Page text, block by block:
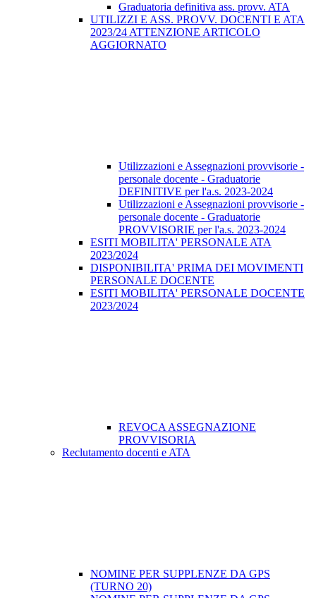
Graduatoria definitiva ass. provv. ATA
UTILIZZI E ASS. PROVV. DOCENTI E ATA
2023/24 ATTENZIONE ARTICOLO
AGGIORNATO
Utilizzazioni e Assegnazioni provvisorie -
personale docente - Graduatorie
DEFINITIVE per l'a.s. 2023-2024
Utilizzazioni e Assegnazioni provvisorie -
personale docente - Graduatorie
PROVVISORIE per l'a.s. 2023-2024
ESITI MOBILITA' PERSONALE ATA
2023/2024
DISPONIBILITA' PRIMA DEI MOVIMENTI
PERSONALE DOCENTE
ESITI MOBILITA' PERSONALE DOCENTE
2023/2024
REVOCA ASSEGNAZIONE
PROVVISORIA
Reclutamento docenti e ATA
NOMINE PER SUPPLENZE DA GPS
(TURNO 20)